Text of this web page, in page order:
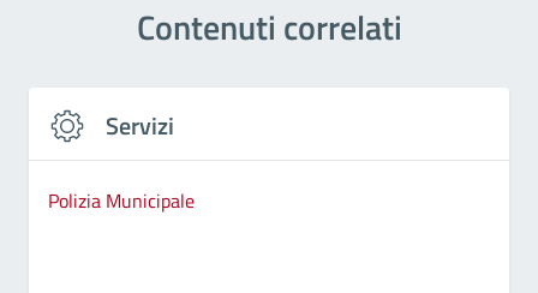
Contenuti correlati
Servizi
Polizia Municipale